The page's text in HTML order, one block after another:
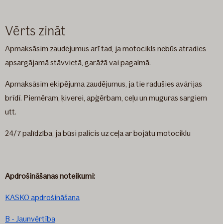
Vērts zināt
Apmaksāsim zaudējumus arī tad, ja motocikls nebūs atradies
apsargājamā stāvvietā, garāžā vai pagalmā.
Apmaksāsim ekipējuma zaudējumus, ja tie radušies avārijas
brīdī. Piemēram, ķiverei, apģērbam, ceļu un muguras sargiem
utt.
24/7 palīdzība, ja būsi palicis uz ceļa ar bojātu motociklu
Apdrošināšanas noteikumi:
KASKO apdrošināšana
B - Jaunvērtība